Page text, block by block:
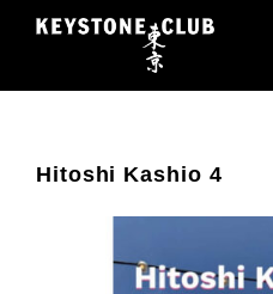
ン
Hitoshi Kashio 4